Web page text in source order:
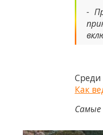
-
Среди
Как
Самые